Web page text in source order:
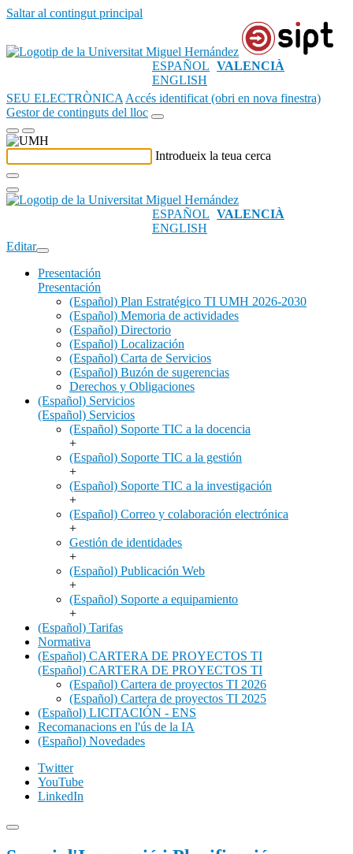
Saltar al contingut principal
ESPAÑOL VALENCIÀ
ENGLISH
SEU ELECTRÒNICA Accés identificat (obri en nova finestra)
Gestor de continguts del lloc
Introdueix la teua cerca
ESPAÑOL VALENCIÀ
ENGLISH
Editar
Presentación
Presentación
(Español) Plan Estratégico TI UMH 2026-2030
(Español) Memoria de actividades
(Español) Directorio
(Español) Localización
(Español) Carta de Servicios
(Español) Buzón de sugerencias
Derechos y Obligaciones
(Español) Servicios
(Español) Servicios
(Español) Soporte TIC a la docencia
+
(Español) Soporte TIC a la gestión
+
(Español) Soporte TIC a la investigación
+
(Español) Correo y colaboración electrónica
+
Gestión de identidades
+
(Español) Publicación Web
+
(Español) Soporte a equipamiento
+
(Español) Tarifas
Normativa
(Español) CARTERA DE PROYECTOS TI
(Español) CARTERA DE PROYECTOS TI
(Español) Cartera de proyectos TI 2026
(Español) Cartera de proyectos TI 2025
(Español) LICITACIÓN - ENS
Recomanacions en l'ús de la IA
(Español) Novedades
Twitter
YouTube
LinkedIn